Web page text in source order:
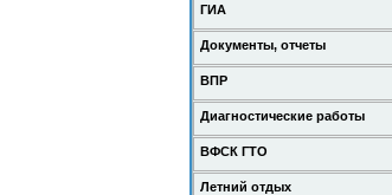
ГИА
Документы, отчеты
ВПР
Диагностические работы
ВФСК ГТО
Летний отдых